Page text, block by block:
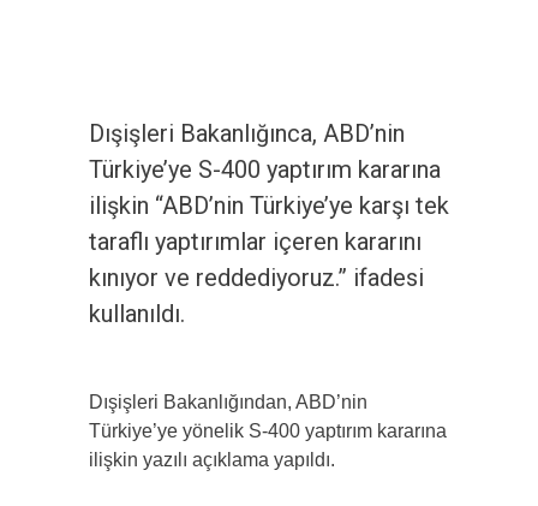
Dışişleri Bakanlığınca, ABD’nin
Türkiye’ye S-400 yaptırım kararına
ilişkin “ABD’nin Türkiye’ye karşı tek
taraflı yaptırımlar içeren kararını
kınıyor ve reddediyoruz.” ifadesi
kullanıldı.
Dışişleri Bakanlığından, ABD’nin
Türkiye’ye yönelik S-400 yaptırım kararına
ilişkin yazılı açıklama yapıldı.